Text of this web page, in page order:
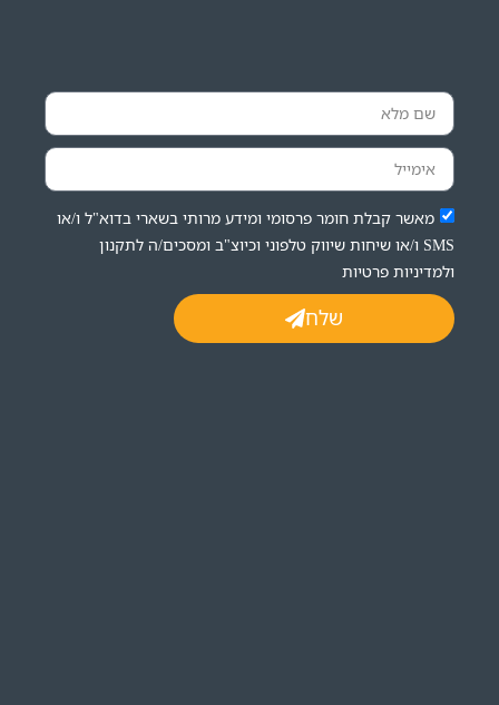
מאשר קבלת חומר פרסומי ומידע מרותי בשארי בדוא"ל ו/או
SMS ו/או שיחות שיווק טלפוני וכיוצ"ב ומסכים/ה לתקנון
ולמדיניות פרטיות
שלח